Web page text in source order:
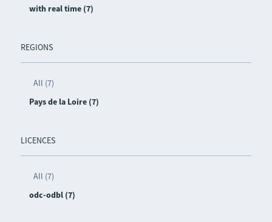
with real time (7)
REGIONS
All (7)
Pays de la Loire (7)
LICENCES
All (7)
odc-odbl (7)